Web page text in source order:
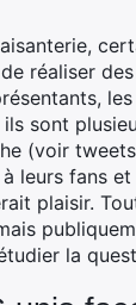
réaliser
sont
(voir
leurs fans
plaisir.
la